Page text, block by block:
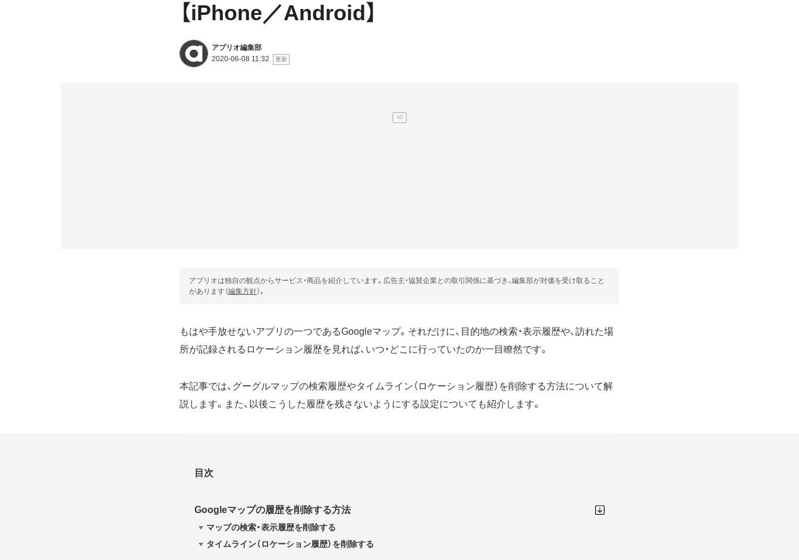
【iPhone／Android】
アプリオ編集部
2020-06-08 11:32
アプリオは独自の観点からサービス・商品を紹介しています。広告主・協賛企業との取引関係に基づき、編集部が対価を受け取ること
があります（編集方針）。
もはや手放せないアプリの一つであるGoogleマップ。それだけに、目的地の検索・表示履歴や、訪れた場
所が記録されるロケーション履歴を見れば、いつ・どこに行っていたのか一目瞭然です。
本記事では、グーグルマップの検索履歴やタイムライン（ロケーション履歴）を削除する方法について解
説します。また、以後こうした履歴を残さないようにする設定についても紹介します。
目次
Googleマップの履歴を削除する方法
マップの検索・表示履歴を削除する
タイムライン（ロケーション履歴）を削除する